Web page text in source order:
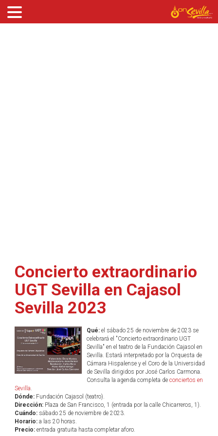
Concierto extraordinario
UGT Sevilla en Cajasol
Sevilla 2023
Qué:el sábado 25 de noviembre de 2023 se
celebrará el "Concierto extraordinario UGT
Sevilla" en el teatro de la Fundación Cajasol en
Sevilla. Estará interpretado por la Orquesta de
Cámara Hispalense y el Coro de la Universidad
de Sevilla dirigidos por José Carlos Carmona.
Consulta la agenda completa de conciertos en
Sevilla.
Dónde: Fundación Cajasol (teatro).
Dirección: Plaza de San Francisco, 1 (entrada por la calle Chicarreros, 1).
Cuándo: sábado 25 de noviembre de 2023.
Horario: a las 20 horas.
Precio: entrada gratuita hasta completar aforo.